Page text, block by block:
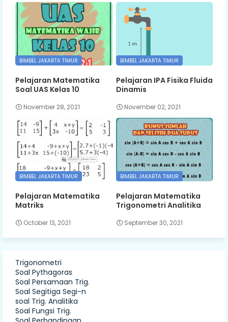
BIMBEL JAKARTA TIMUR
Pelajaran Matematika
Soal UAS Kelas 10
November 28, 2021
BIMBEL JAKARTA TIMUR
Pelajaran IPA Fisika Fluida
Dinamis
November 02, 2021
BIMBEL JAKARTA TIMUR
Pelajaran Matematika
Matriks
October 13, 2021
BIMBEL JAKARTA TIMUR
Pelajaran Matematika
Trigonometri Analitika
September 30, 2021
Trigonometri
Soal Pythagoras
Soal Persamaan Trig.
Soal Segitiga Segi-n
soal Trig. Analitika
Soal Fungsi Trig.